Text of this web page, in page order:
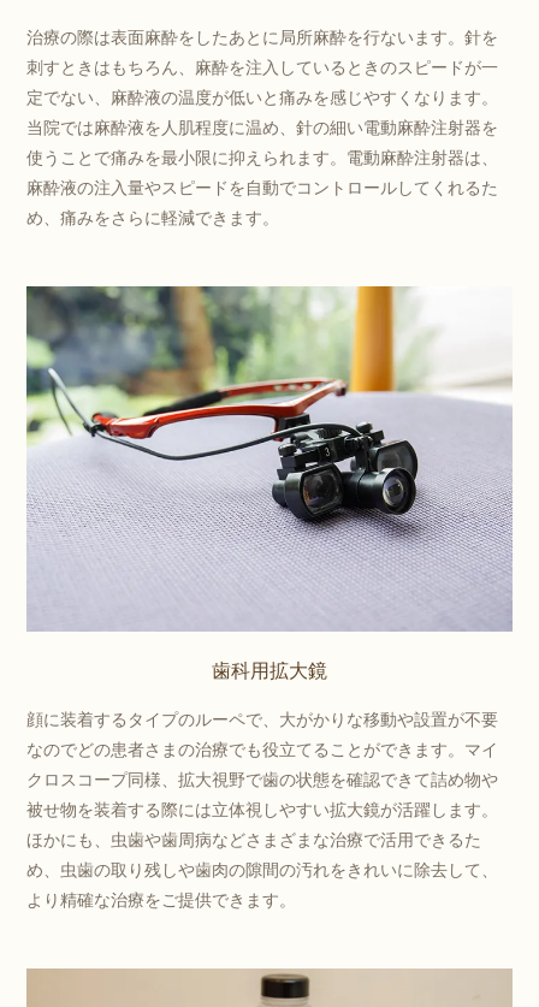
治療の際は表面麻酔をしたあとに局所麻酔を行ないます。針を
刺すときはもちろん、麻酔を注入しているときのスピードが一
定でない、麻酔液の温度が低いと痛みを感じやすくなります。
当院では麻酔液を人肌程度に温め、針の細い電動麻酔注射器を
使うことで痛みを最小限に抑えられます。電動麻酔注射器は、
麻酔液の注入量やスピードを自動でコントロールしてくれるた
め、痛みをさらに軽減できます。
歯科用拡大鏡
顔に装着するタイプのルーペで、大がかりな移動や設置が不要
なのでどの患者さまの治療でも役立てることができます。マイ
クロスコープ同様、拡大視野で歯の状態を確認できて詰め物や
被せ物を装着する際には立体視しやすい拡大鏡が活躍します。
ほかにも、虫歯や歯周病などさまざまな治療で活用できるた
め、虫歯の取り残しや歯肉の隙間の汚れをきれいに除去して、
より精確な治療をご提供できます。